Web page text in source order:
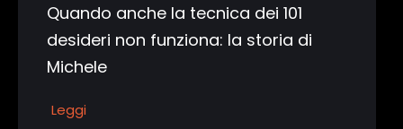
Quando anche la tecnica dei 101
desideri non funziona: la storia di
Michele
Leggi